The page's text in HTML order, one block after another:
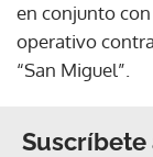
en conjunto
operativo
“San Miguel”.